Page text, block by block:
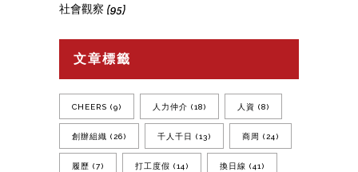
社會觀察 (95)
文章標籤
CHEERS (9) 人力仲介 (18) 人資 (8)
創辦組織 (26) 千人千日 (13) 商周 (24)
履歷 (7) 打工度假 (14) 換日線 (41)